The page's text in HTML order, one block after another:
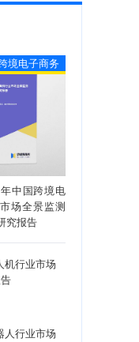
境电子商务
中国跨境电
场全景监测
究报告
行业市场
行业市场